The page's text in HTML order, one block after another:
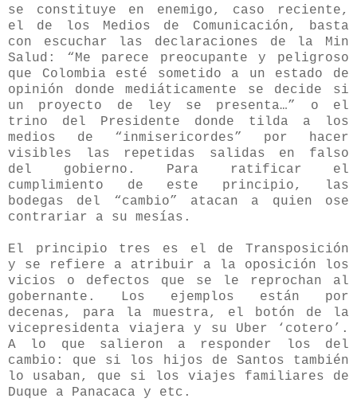
se constituye en enemigo, caso reciente,
el de los Medios de Comunicación, basta
con escuchar las declaraciones de la Min
Salud: “Me parece preocupante y peligroso
que Colombia esté sometido a un estado de
opinión donde mediáticamente se decide si
un proyecto de ley se presenta…” o el
trino del Presidente donde tilda a los
medios de “inmisericordes” por hacer
visibles las repetidas salidas en falso
del gobierno. Para ratificar el
cumplimiento de este principio, las
bodegas del “cambio” atacan a quien ose
contrariar a su mesías.
El principio tres es el de Transposición
y se refiere a atribuir a la oposición los
vicios o defectos que se le reprochan al
gobernante. Los ejemplos están por
decenas, para la muestra, el botón de la
vicepresidenta viajera y su Uber ‘cotero’.
A lo que salieron a responder los del
cambio: que si los hijos de Santos también
lo usaban, que si los viajes familiares de
Duque a Panacaca y etc.